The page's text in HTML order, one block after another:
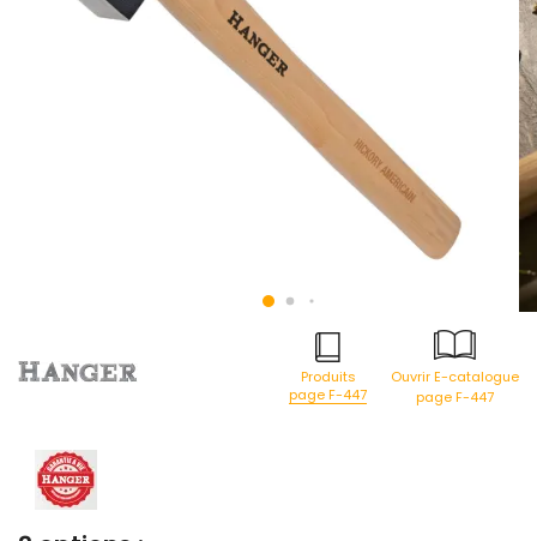
Produits
page F-447
Ouvrir E-catalogue
page F-447